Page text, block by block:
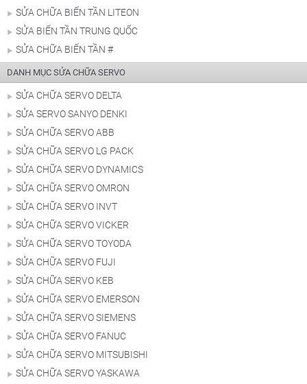
SỬA CHỮA BIẾN TẦN LITEON
SỬA BIẾN TẦN TRUNG QUỐC
SỬA CHỮA BIẾN TẦN #
DANH MỤC SỬA CHỮA SERVO
SỬA CHỮA SERVO DELTA
SỬA SERVO SANYO DENKI
SỬA CHỮA SERVO ABB
SỬA CHỮA SERVO LG PACK
SỬA CHỮA SERVO DYNAMICS
SỬA CHỮA SERVO OMRON
SỬA CHỮA SERVO INVT
SỬA CHỮA SERVO VICKER
SỬA CHỮA SERVO TOYODA
SỬA CHỮA SERVO FUJI
SỬA CHỮA SERVO KEB
SỬA CHỮA SERVO EMERSON
SỬA CHỮA SERVO SIEMENS
SỬA CHỮA SERVO FANUC
SỬA CHỮA SERVO MITSUBISHI
SỬA CHỮA SERVO YASKAWA